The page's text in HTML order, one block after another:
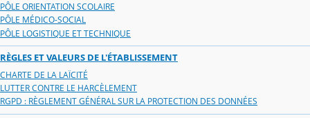
PÔLE ORIENTATION SCOLAIRE
PÔLE MÉDICO-SOCIAL
PÔLE LOGISTIQUE ET TECHNIQUE
RÈGLES ET VALEURS DE L'ÉTABLISSEMENT
CHARTE DE LA LAÏCITÉ
LUTTER CONTRE LE HARCÈLEMENT
RGPD : RÈGLEMENT GÉNÉRAL SUR LA PROTECTION DES DONNÉES